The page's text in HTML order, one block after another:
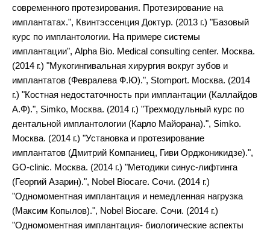
современного протезирования. Протезирование на
имплантатах.", Квинтэссенция Доктур. (2013 г.) "Базовый
курс по имплантологии. На примере системы
имплантации", Alphа Bio. Medical consulting center. Москва.
(2014 г.) "Мукогингивальная хирургия вокруг зубов и
имплантатов (Февралева Ф.Ю).", Stomport. Москва. (2014
г.) "Костная недостаточность при имплантации (Каллайдов
А.Ф).", Simko, Москва. (2014 г.) "Трехмодульный курс по
дентальной имплантологии (Карло Майорана).", Simko.
Москва. (2014 г.) "Установка и протезирование
имплантатов (Дмитрий Компаниец, Гиви Орджоникидзе).",
GO-clinic. Москва. (2014 г.) "Методики синус-лифтинга
(Георгий Азарин).", Nobel Biocare. Сочи. (2014 г.)
"Одномоментная имплантация и немедленная нагрузка
(Максим Копылов).", Nobel Biocare. Сочи. (2014 г.)
"Одномоментная имплантация- биологические аспекты